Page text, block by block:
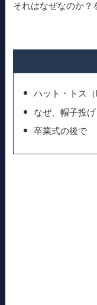
それはなぜなのか？
ハット・トス（
なぜ、帽子投げ
卒業式の後で